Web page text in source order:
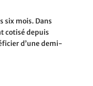
six mois. Dans
cotisé depuis
d’une demi-